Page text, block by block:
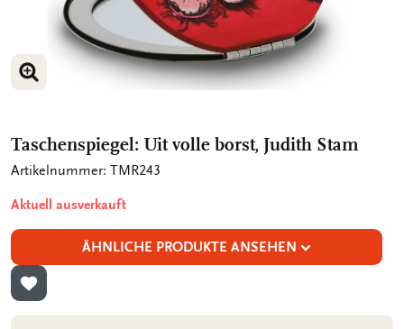
BILD VERGRÖSSERN
Taschenspiegel: Uit volle borst, Judith Stam
Artikelnummer: TMR243
Aktuell ausverkauft
ÄHNLICHE PRODUKTE ANSEHEN
ZUR WUNSCHLISTE HINZUFÜGEN